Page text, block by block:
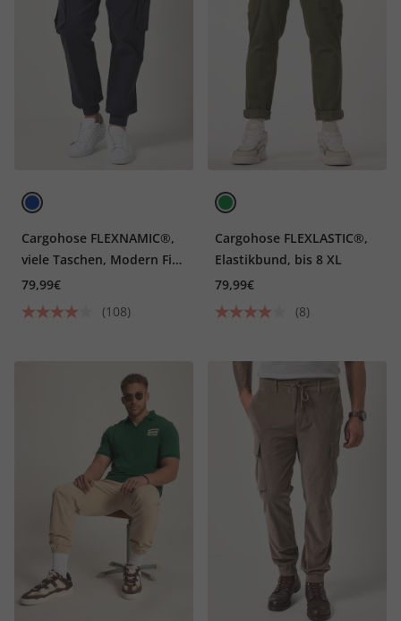
Cargohose FLEXNAMIC®,
viele Taschen, Modern Fit,
bis 8XL
79,99€
(108)
Cargohose FLEXLASTIC®,
Elastikbund, bis 8 XL
79,99€
(8)